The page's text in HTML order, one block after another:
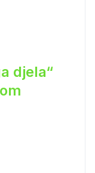
djela“